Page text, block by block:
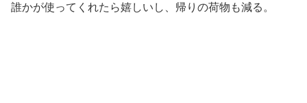
誰かが使ってくれたら嬉しいし、帰りの荷物も減る。